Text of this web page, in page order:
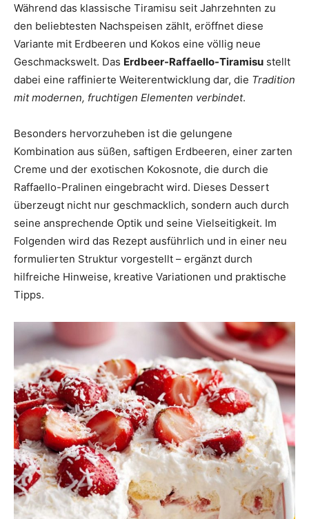
Während das klassische Tiramisu seit Jahrzehnten zu
den beliebtesten Nachspeisen zählt, eröffnet diese
Variante mit Erdbeeren und Kokos eine völlig neue
Geschmackswelt. Das Erdbeer-Raffaello-Tiramisu stellt
dabei eine raffinierte Weiterentwicklung dar, die Tradition
mit modernen, fruchtigen Elementen verbindet.
Besonders hervorzuheben ist die gelungene
Kombination aus süßen, saftigen Erdbeeren, einer zarten
Creme und der exotischen Kokosnote, die durch die
Raffaello-Pralinen eingebracht wird. Dieses Dessert
überzeugt nicht nur geschmacklich, sondern auch durch
seine ansprechende Optik und seine Vielseitigkeit. Im
Folgenden wird das Rezept ausführlich und in einer neu
formulierten Struktur vorgestellt – ergänzt durch
hilfreiche Hinweise, kreative Variationen und praktische
Tipps.